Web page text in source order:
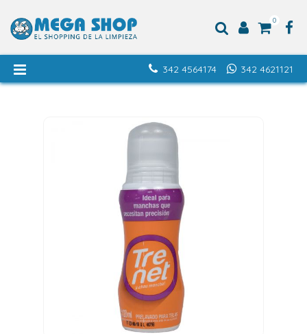
0
342 4621121
342 4564174